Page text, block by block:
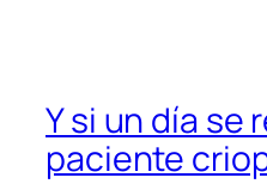
Y si un día se
paciente